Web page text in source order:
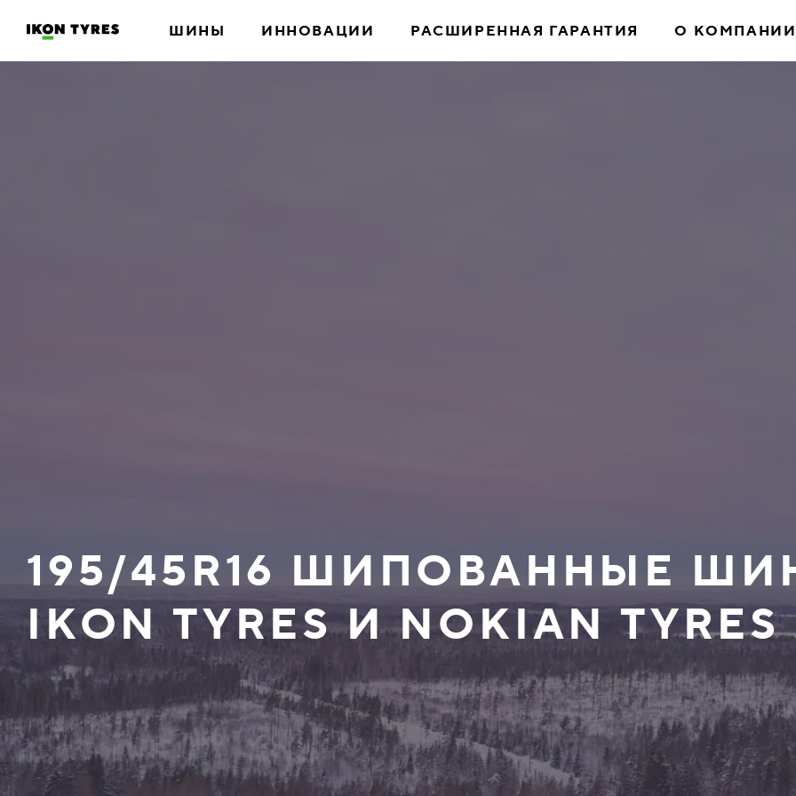
ШИНЫ ИННОВАЦИИ РАСШИРЕННАЯ ГАРАНТИЯ О КОМПАНИИ
195/45R16 ШИПОВАННЫЕ
IKON TYRES И NOKIAN TYRES